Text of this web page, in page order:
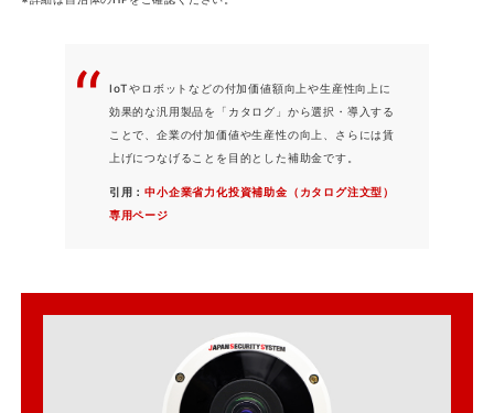
IoTやロボットなどの付加価値額向上や生産性向上に
効果的な汎用製品を「カタログ」から選択・導入する
ことで、企業の付加価値や生産性の向上、さらには賃
上げにつなげることを目的とした補助金です。
引用：中小企業省力化投資補助金（カタログ注文型）
専用ページ